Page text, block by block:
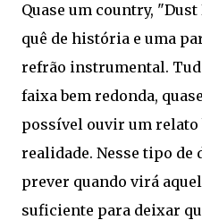
Quase um country,
quê de história e uma
refrão instrumental.
faixa bem redonda,
possível ouvir um
realidade. Nesse tipo de
prever quando virá
suficiente para deixar